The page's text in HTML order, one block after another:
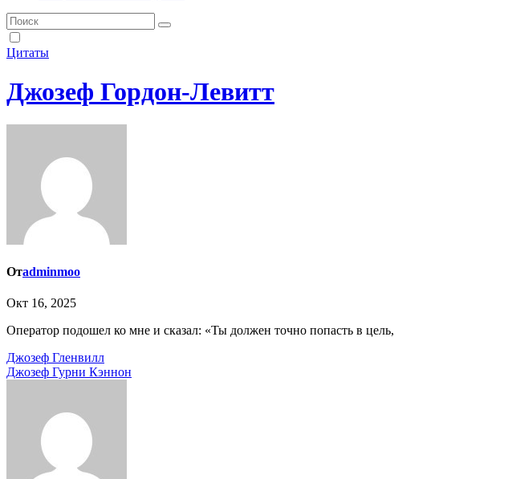
Цитаты
Джозеф Гордон-Левитт
Отadminmoo
Окт 16, 2025
Оператор подошел ко мне и сказал: «Ты должен точно попасть в цель,
Навигация
по
Джозеф Гленвилл
Джозеф Гурни Кэннон